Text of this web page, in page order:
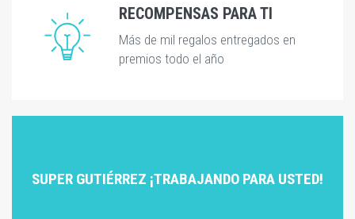
RECOMPENSAS PARA TI
Más de mil regalos entregados en
premios todo el año
SUPER GUTIÉRREZ ¡TRABAJANDO PARA USTED!